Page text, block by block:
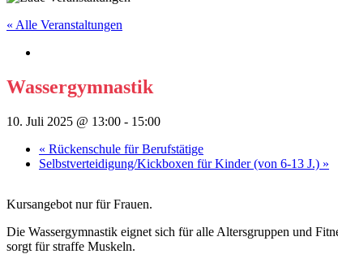
« Alle Veranstaltungen
Wassergymnastik
10. Juli 2025 @ 13:00 - 15:00
« Rückenschule für Berufstätige
Selbstverteidigung/Kickboxen für Kinder (von 6-13 J.) »
Kursangebot nur für Frauen.
Die Wassergymnastik eignet sich für alle Altersgruppen und
sorgt für straffe Muskeln.